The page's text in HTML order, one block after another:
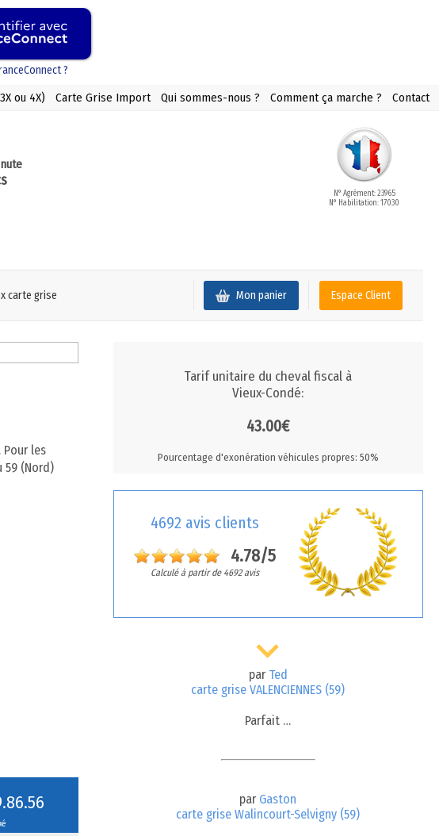
?
ou 4X) Carte Grise Import Qui sommes-nous ? Comment ça marche ? Contact
N° Agrément: 23965
N° Habilitation: 17030
carte grise Espace Client
Mon panier
Pour les
59 (Nord)
Tarif unitaire du cheval fiscal à
Vieux-Condé:
43.00€
Pourcentage d'exonération véhicules propres: 50%
4692 avis clients
4.78/5
Calculé à partir de 4692 avis
par Ted
carte grise VALENCIENNES (59)
Parfait …
par Gaston
carte grise Walincourt-Selvigny (59)